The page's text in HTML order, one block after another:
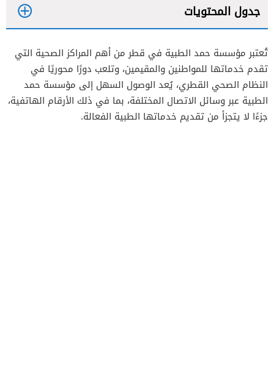
جدول المحتويات
2
تُعتبر مؤسسة حمد الطبية في قطر من أهم المراكز الصحية التي
تقدم خدماتها للمواطنين والمقيمين، وتلعب دورًا محوريًا في
النظام الصحي القطري، يُعد الوصول السهل إلى مؤسسة حمد
الطبية عبر وسائل الاتصال المختلفة، بما في ذلك الأرقام الهاتفية،
جزءًا لا يتجزأ من تقديم خدماتها الطبية الفعالة.